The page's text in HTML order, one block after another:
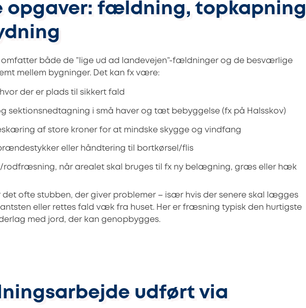
opgaver: fældning, topkapning
omfatter både de ”lige ud ad landevejen”-fældninger og de besværlige
mellem bygninger. Det kan fx være:
der er plads til sikkert fald
sektionsnedtagning i små haver og tæt bebyggelse (fx på Halsskov)
af store kroner for at mindske skygge og vindfang
eller håndtering til bortkørsel/flis
når arealet skal bruges til fx ny belægning, græs eller hæk
ofte stubben, der giver problemer – især hvis der senere skal lægges
eller rettes fald væk fra huset. Her er fræsning typisk den hurtigste
med jord, der kan genopbygges.
udført via